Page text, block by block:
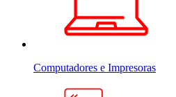
Computadores e Impresoras